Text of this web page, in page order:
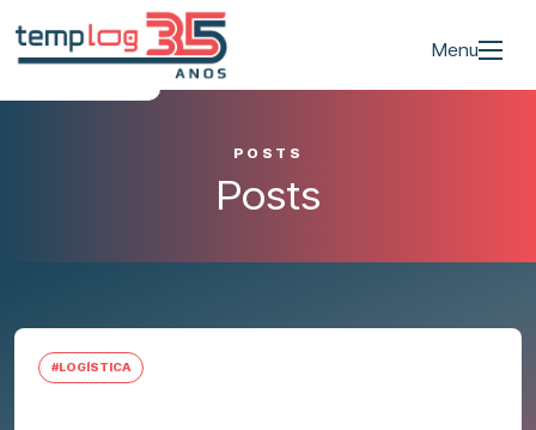
Menu
POSTS
Posts
#LOGÍSTICA